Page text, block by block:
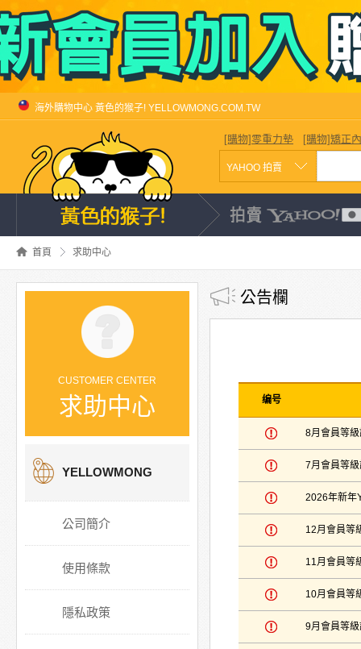
海外購物中心 黃色的猴子! YELLOWMONG.COM.TW
[購物]零重力墊 [購物]矯正
首頁 求助中心
CUSTOMER CENTER
求助中心
YELLOWMONG
公司簡介
使用條款
隱私政策
公告欄
编号
8月會員等
7月會員等
2026年新年
12月會員等
11月會員等
10月會員等
9月會員等